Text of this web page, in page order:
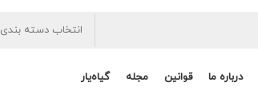
انتخاب دسته بندی
درباره ما قوانین مجله گیاه‌یار